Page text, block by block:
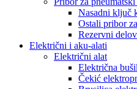
Nasadni ključ
Ostali pribor
Rezervni
Električni i aku-alati
Električni alat
Električna
Čekić